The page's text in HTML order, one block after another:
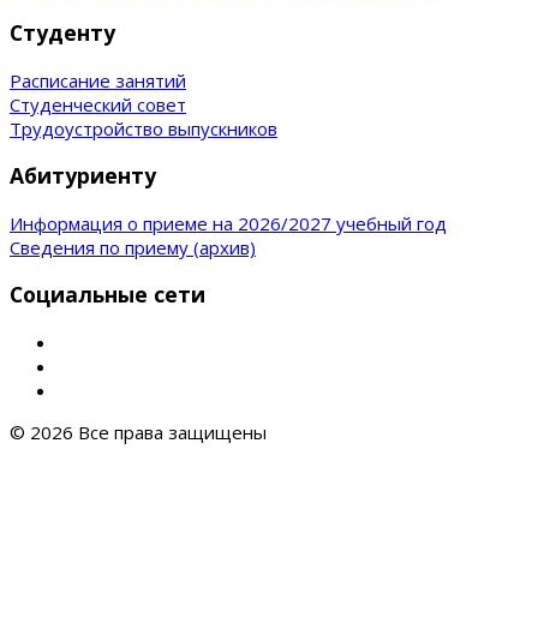
Студенту
Расписание занятий
Студенческий совет
Трудоустройство выпускников
Абитуриенту
Информация о приеме на 2026/2027 учебный год
Сведения по приему (архив)
Социальные сети
© 2026 Все права защищены